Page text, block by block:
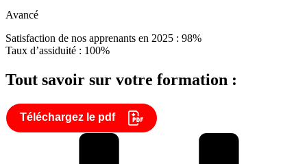
Avancé
Satisfaction de nos apprenants en 2025 : 98%
Taux d’assiduité : 100%
Tout savoir sur votre formation :
Téléchargez le pdf